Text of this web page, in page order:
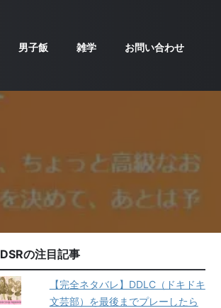
男子飯 雑学 お問い合わせ
DSRの注目記事
【完全ネタバレ】DDLC（ドキドキ
文芸部）を最後までプレーしたら